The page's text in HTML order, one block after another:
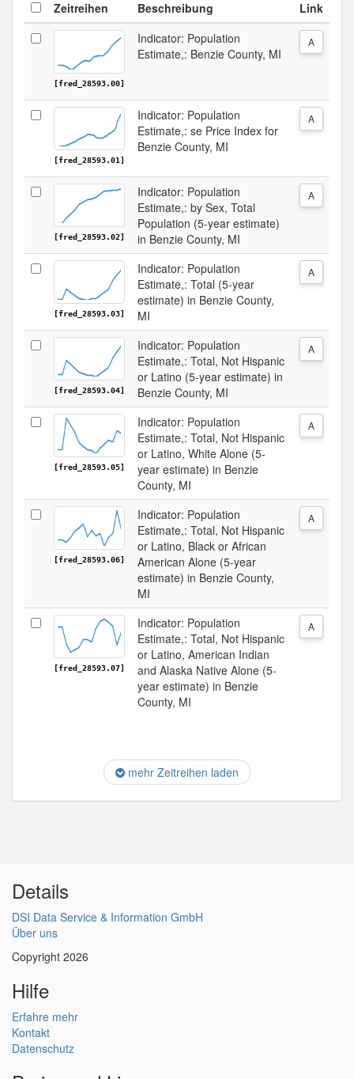
Zeitreihen Beschreibung Link
[fred_28593.00]
Indicator: Population
Estimate,: Benzie County, MI
A
[fred_28593.01]
Indicator: Population
Estimate,: se Price Index for
Benzie County, MI
A
[fred_28593.02]
Indicator: Population
Estimate,: by Sex, Total
Population (5-year estimate)
in Benzie County, MI
A
[fred_28593.03]
Indicator: Population
Estimate,: Total (5-year
estimate) in Benzie County,
MI
A
[fred_28593.04]
Indicator: Population
Estimate,: Total, Not Hispanic
or Latino (5-year estimate) in
Benzie County, MI
A
[fred_28593.05]
Indicator: Population
Estimate,: Total, Not Hispanic
or Latino, White Alone (5-
year estimate) in Benzie
County, MI
A
[fred_28593.06]
Indicator: Population
Estimate,: Total, Not Hispanic
or Latino, Black or African
American Alone (5-year
estimate) in Benzie County,
MI
A
[fred_28593.07]
Indicator: Population
Estimate,: Total, Not Hispanic
or Latino, American Indian
and Alaska Native Alone (5-
year estimate) in Benzie
County, MI
A
mehr Zeitreihen laden
Details
DSI Data Service & Information GmbH
Über uns
Copyright 2026
Hilfe
Erfahre mehr
Kontakt
Datenschutz